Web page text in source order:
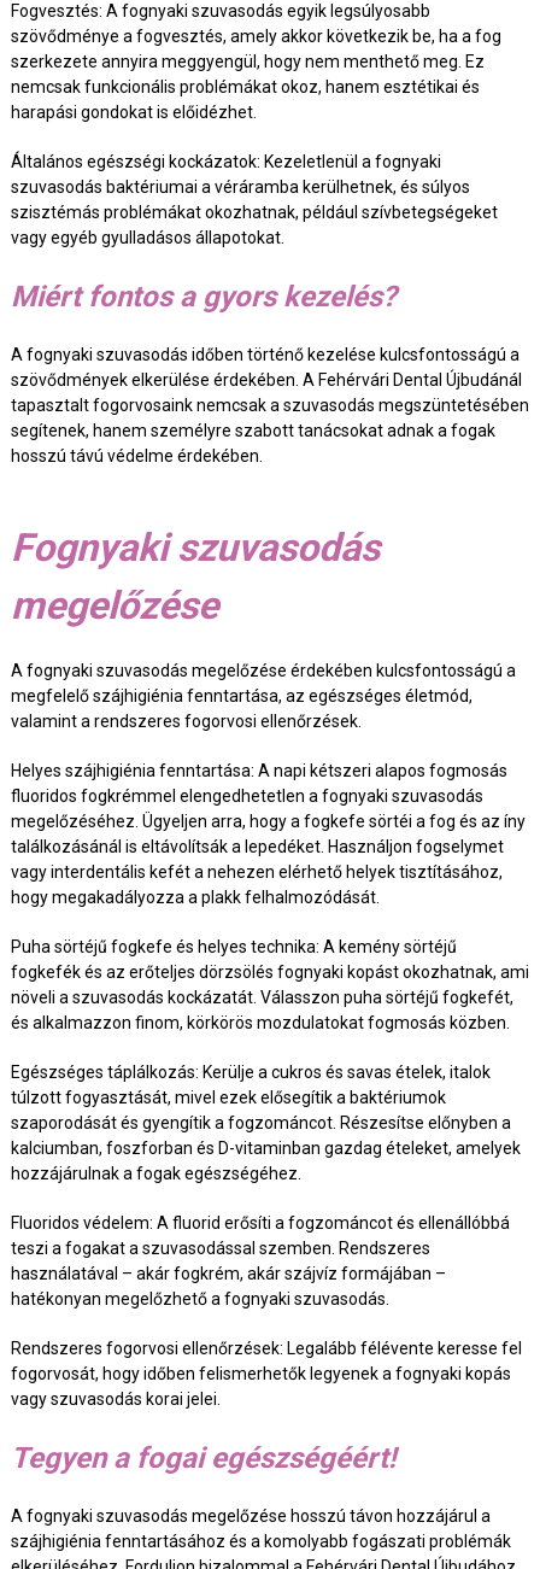
Fogvesztés: A fognyaki szuvasodás egyik legsúlyosabb
szövődménye a fogvesztés, amely akkor következik be, ha a fog
szerkezete annyira meggyengül, hogy nem menthető meg. Ez
nemcsak funkcionális problémákat okoz, hanem esztétikai és
harapási gondokat is előidézhet.
Általános egészségi kockázatok: Kezeletlenül a fognyaki
szuvasodás baktériumai a véráramba kerülhetnek, és súlyos
szisztémás problémákat okozhatnak, például szívbetegségeket
vagy egyéb gyulladásos állapotokat.
Miért fontos a gyors kezelés?
A fognyaki szuvasodás időben történő kezelése kulcsfontosságú a
szövődmények elkerülése érdekében. A Fehérvári Dental Újbudánál
tapasztalt fogorvosaink nemcsak a szuvasodás megszüntetésében
segítenek, hanem személyre szabott tanácsokat adnak a fogak
hosszú távú védelme érdekében.
Fognyaki szuvasodás
megelőzése
A fognyaki szuvasodás megelőzése érdekében kulcsfontosságú a
megfelelő szájhigiénia fenntartása, az egészséges életmód,
valamint a rendszeres fogorvosi ellenőrzések.
Helyes szájhigiénia fenntartása: A napi kétszeri alapos fogmosás
fluoridos fogkrémmel elengedhetetlen a fognyaki szuvasodás
megelőzéséhez. Ügyeljen arra, hogy a fogkefe sörtéi a fog és az íny
találkozásánál is eltávolítsák a lepedéket. Használjon fogselymet
vagy interdentális kefét a nehezen elérhető helyek tisztításához,
hogy megakadályozza a plakk felhalmozódását.
Puha sörtéjű fogkefe és helyes technika: A kemény sörtéjű
fogkefék és az erőteljes dörzsölés fognyaki kopást okozhatnak, ami
növeli a szuvasodás kockázatát. Válasszon puha sörtéjű fogkefét,
és alkalmazzon finom, körkörös mozdulatokat fogmosás közben.
Egészséges táplálkozás: Kerülje a cukros és savas ételek, italok
túlzott fogyasztását, mivel ezek elősegítik a baktériumok
szaporodását és gyengítik a fogzománcot. Részesítse előnyben a
kalciumban, foszforban és D-vitaminban gazdag ételeket, amelyek
hozzájárulnak a fogak egészségéhez.
Fluoridos védelem: A fluorid erősíti a fogzománcot és ellenállóbbá
teszi a fogakat a szuvasodással szemben. Rendszeres
használatával – akár fogkrém, akár szájvíz formájában –
hatékonyan megelőzhető a fognyaki szuvasodás.
Rendszeres fogorvosi ellenőrzések: Legalább félévente keresse fel
fogorvosát, hogy időben felismerhetők legyenek a fognyaki kopás
vagy szuvasodás korai jelei.
Tegyen a fogai egészségéért!
A fognyaki szuvasodás megelőzése hosszú távon hozzájárul a
szájhigiénia fenntartásához és a komolyabb fogászati problémák